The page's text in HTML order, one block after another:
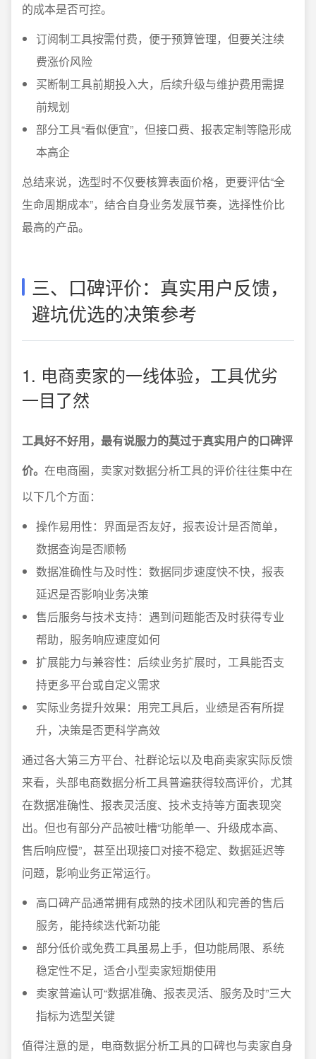
的成本是否可控。
订阅制工具按需付费，便于预算管理，但要关注续
费涨价风险
买断制工具前期投入大，后续升级与维护费用需提
前规划
部分工具“看似便宜”，但接口费、报表定制等隐形成
本高企
总结来说，选型时不仅要核算表面价格，更要评估“全
生命周期成本”，结合自身业务发展节奏，选择性价比
最高的产品。
三、口碑评价：真实用户反馈，
避坑优选的决策参考
1. 电商卖家的一线体验，工具优劣
一目了然
工具好不好用，最有说服力的莫过于真实用户的口碑评
价。 在电商圈，卖家对数据分析工具的评价往往集中在
以下几个方面：
操作易用性：界面是否友好，报表设计是否简单，
数据查询是否顺畅
数据准确性与及时性：数据同步速度快不快，报表
延迟是否影响业务决策
售后服务与技术支持：遇到问题能否及时获得专业
帮助，服务响应速度如何
扩展能力与兼容性：后续业务扩展时，工具能否支
持更多平台或自定义需求
实际业务提升效果：用完工具后，业绩是否有所提
升，决策是否更科学高效
通过各大第三方平台、社群论坛以及电商卖家实际反馈
来看，头部电商数据分析工具普遍获得较高评价，尤其
在数据准确性、报表灵活度、技术支持等方面表现突
出。但也有部分产品被吐槽“功能单一、升级成本高、
售后响应慢”，甚至出现接口对接不稳定、数据延迟等
问题，影响业务正常运行。
高口碑产品通常拥有成熟的技术团队和完善的售后
服务，能持续迭代新功能
部分低价或免费工具虽易上手，但功能局限、系统
稳定性不足，适合小型卖家短期使用
卖家普遍认可“数据准确、报表灵活、服务及时”三大
指标为选型关键
值得注意的是，电商数据分析工具的口碑也与卖家自身